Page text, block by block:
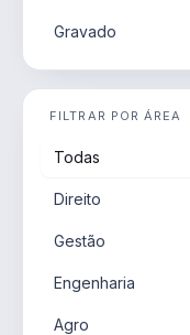
Gravado
FILTRAR POR ÁREA
Todas
Direito
Gestão
Engenharia
Agro